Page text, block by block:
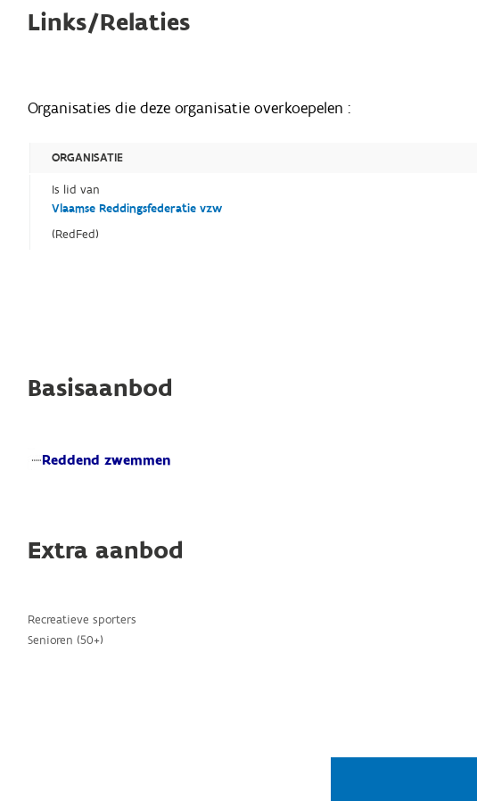
Links/Relaties
Organisaties die deze organisatie overkoepelen :
ORGANISATIE
Is lid van
Vlaamse Reddingsfederatie vzw
(RedFed)
Basisaanbod
Reddend zwemmen
Extra aanbod
Recreatieve sporters
Senioren (50+)